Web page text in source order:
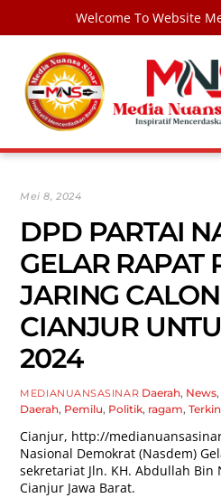
Welcome To Website
content
Mei 8, 2024
DPD PARTAI
GELAR RAPAT
JARING
CIANJUR
2024
MEDIANUANSASINAR Daerah, News,
Daerah, Pemilu, Politik, ragam,
Cianjur, http://
Nasional Demokrat (Nasdem)
sekretariat Jln. KH. Abdullah Bin
Cianjur Jawa Barat.